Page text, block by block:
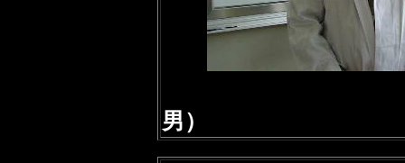
男）